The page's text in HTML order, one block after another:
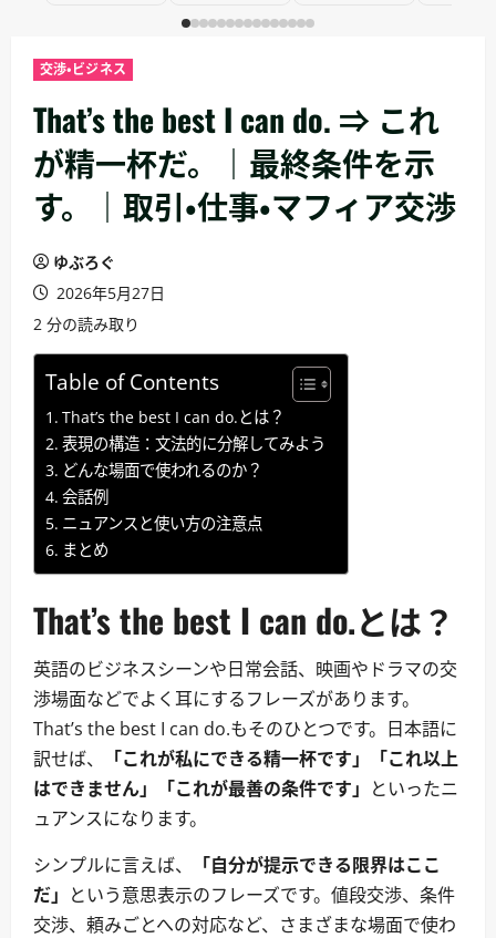
交渉・ビジネス
That’s the best I can do. ⇒ これ
が精一杯だ。｜最終条件を示
す。｜取引・仕事・マフィア交渉
ゆぶろぐ
2026年5月27日
2 分の読み取り
Table of Contents
That’s the best I can do.とは？
表現の構造：文法的に分解してみよう
どんな場面で使われるのか？
会話例
ニュアンスと使い方の注意点
まとめ
That’s the best I can do.とは？
英語のビジネスシーンや日常会話、映画やドラマの交
渉場面などでよく耳にするフレーズがあります。
That’s the best I can do.もそのひとつです。日本語に
訳せば、
「これが私にできる精一杯です」「これ以上
はできません」「これが最善の条件です」 といったニ
ュアンスになります。
シンプルに言えば、
「自分が提示できる限界はここ
だ」 という意思表示のフレーズです。値段交渉、条件
交渉、頼みごとへの対応など、さまざまな場面で使わ